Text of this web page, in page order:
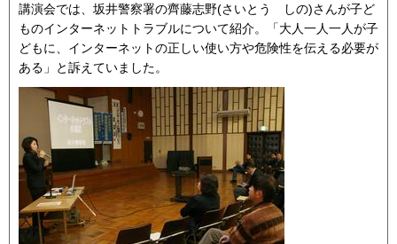
講演会では、坂井警察署の齊藤志野(さいとう しの)さんが子ど
ものインターネットトラブルについて紹介。「大人一人一人が子
どもに、インターネットの正しい使い方や危険性を伝える必要が
ある」と訴えていました。